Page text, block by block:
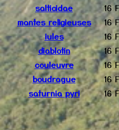
salticidae
16
mantes religieuses
16
iules
16
diablotin
16
couleuvre
16
boudrague
16
saturnia pyri
16